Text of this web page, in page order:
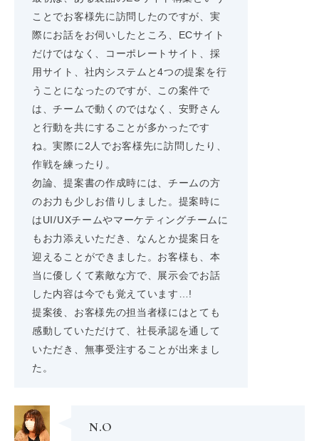
ことでお客様先に訪問したのですが、実
際にお話をお伺いしたところ、ECサイト
だけではなく、コーポレートサイト、採
用サイト、社内システムと4つの提案を行
うことになったのですが、この案件で
は、チームで動くのではなく、安野さん
と行動を共にすることが多かったです
ね。実際に2人でお客様先に訪問したり、
作戦を練ったり。
勿論、提案書の作成時には、チームの方
のお力も少しお借りしました。提案時に
はUI/UXチームやマーケティングチームに
もお力添えいただき、なんとか提案日を
迎えることができました。お客様も、本
当に優しくて素敵な方で、展示会でお話
した内容は今でも覚えています…!
提案後、お客様先の担当者様にはとても
感動していただけて、社長承認を通して
いただき、無事受注することが出来まし
た。
N.O